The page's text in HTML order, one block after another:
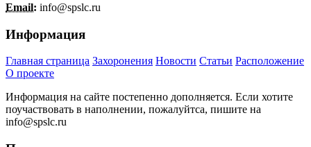
Email: info@spslc.ru
Информация
Главная страница Захоронения Новости Статьи Расположение
О проекте
Информация на сайте постепенно дополняется. Если хотите
поучаствовать в наполнении, пожалуйтса, пишите на
info@spslc.ru